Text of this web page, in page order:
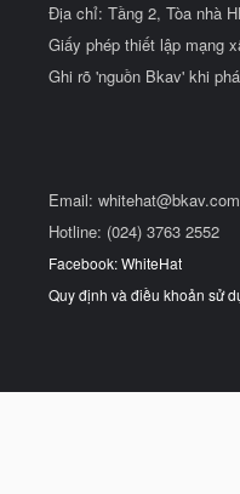
Địa chỉ: Tầng 2, Tòa nhà
Giấy phép thiết lập mạng
Ghi rõ 'nguồn Bkav' khi
Email: whitehat@bkav.com
Hotline: (024) 3763 2552
Facebook: WhiteHat
Quy định và điều khoản sử